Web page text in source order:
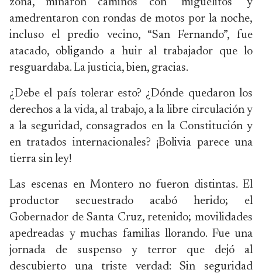
zona, minaron caminos con “miguelitos” y
amedrentaron con rondas de motos por la noche,
incluso el predio vecino, “San Fernando”, fue
atacado, obligando a huir al trabajador que lo
resguardaba. La justicia, bien, gracias.
¿Debe el país tolerar esto? ¿Dónde quedaron los
derechos a la vida, al trabajo, a la libre circulación y
a la seguridad, consagrados en la Constitución y
en tratados internacionales? ¡Bolivia parece una
tierra sin ley!
Las escenas en Montero no fueron distintas. El
productor secuestrado acabó herido; el
Gobernador de Santa Cruz, retenido; movilidades
apedreadas y muchas familias llorando. Fue una
jornada de suspenso y terror que dejó al
descubierto una triste verdad: Sin seguridad